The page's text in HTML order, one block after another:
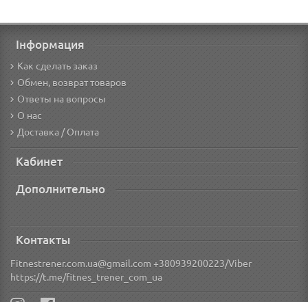
Інформация
Как сделать заказ
Обмен, возврат товаров
Ответы на вопросы
О нас
Доставка / Оплата
Кабинет
Дополнительно
Контакты
Fitnestrener.com.ua@gmail.com +380939200223/Viber
https://t.me/fitnes_trener_com_ua